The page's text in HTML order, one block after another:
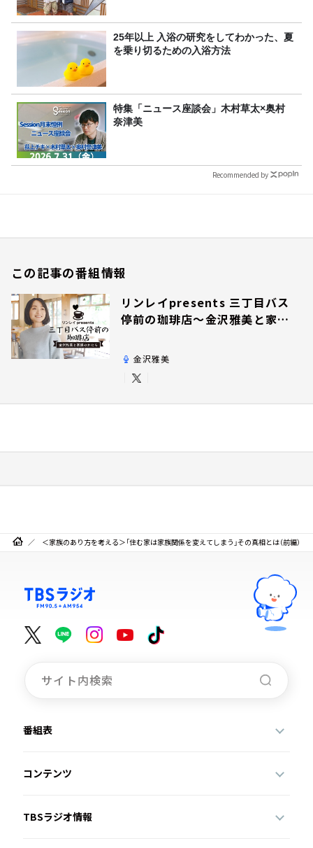
25年以上 入浴の研究をしてわかった、夏
を乗り切るための入浴方法
特集「ニュース座談会」木村草太×奥村
奈津美
Recommended by
この記事の番組情報
リンレイpresents 三丁目バス
停前の珈琲店～金沢雅美と家族
金沢雅美
＜家族のあり方を考える＞「住む家は家族関係を変えてしまう」その真相とは（前編）
番組表
コンテンツ
TBSラジオ情報